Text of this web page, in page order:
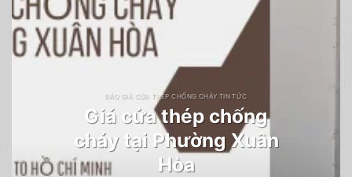
BÁO GIÁ CỬA THÉP CHỐNG CHÁY TIN TỨC
Giá cửa thép chống
cháy tại Phường Xuân
Hòa